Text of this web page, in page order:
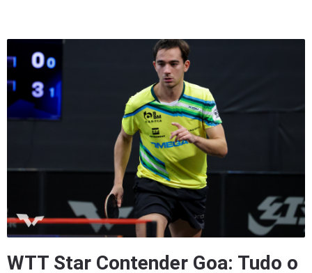
WTT Star Contender Goa: Tudo o